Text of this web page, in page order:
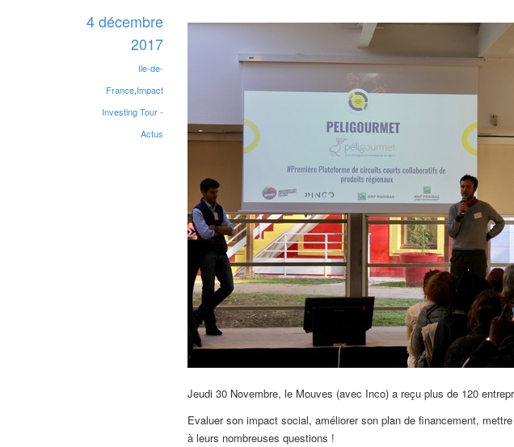
4 décembre
2017
Ile-de-
France,Impact
Investing Tour -
Actus
Jeudi 30 Novembre, le Mouves (avec Inco) a reçu plus de 120
Evaluer son impact social, améliorer son plan de financement,
à leurs nombreuses questions !